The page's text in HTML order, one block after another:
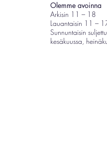
Olemme avoinna
Arkisin 11 – 18
Lauantaisin 11 –
Sunnuntaisin
kesäkuussa,